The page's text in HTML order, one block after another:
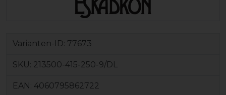
Varianten-ID: 77673
SKU: 213500-415-250-9/DL
EAN: 4060795862722